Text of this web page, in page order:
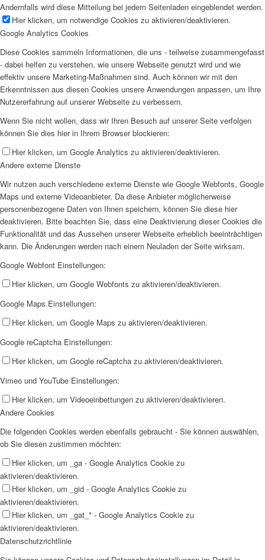
Andernfalls wird diese Mitteilung bei jedem Seitenladen eingeblendet werden.
Hier klicken, um notwendige Cookies zu aktivieren/deaktivieren.
Google Analytics Cookies
Diese Cookies sammeln Informationen, die uns - teilweise zusammengefasst
- dabei helfen zu verstehen, wie unsere Webseite genutzt wird und wie
effektiv unsere Marketing-Maßnahmen sind. Auch können wir mit den
Erkenntnissen aus diesen Cookies unsere Anwendungen anpassen, um Ihre
Nutzererfahrung auf unserer Webseite zu verbessern.
Wenn Sie nicht wollen, dass wir Ihren Besuch auf unserer Seite verfolgen
können Sie dies hier in Ihrem Browser blockieren:
Hier klicken, um Google Analytics zu aktivieren/deaktivieren.
Andere externe Dienste
Wir nutzen auch verschiedene externe Dienste wie Google Webfonts, Google
Maps und externe Videoanbieter. Da diese Anbieter möglicherweise
personenbezogene Daten von Ihnen speichern, können Sie diese hier
deaktivieren. Bitte beachten Sie, dass eine Deaktivierung dieser Cookies die
Funktionalität und das Aussehen unserer Webseite erheblich beeinträchtigen
kann. Die Änderungen werden nach einem Neuladen der Seite wirksam.
Google Webfont Einstellungen:
Hier klicken, um Google Webfonts zu aktivieren/deaktivieren.
Google Maps Einstellungen:
Hier klicken, um Google Maps zu aktivieren/deaktivieren.
Google reCaptcha Einstellungen:
Hier klicken, um Google reCaptcha zu aktivieren/deaktivieren.
Vimeo und YouTube Einstellungen:
Hier klicken, um Videoeinbettungen zu aktivieren/deaktivieren.
Andere Cookies
Die folgenden Cookies werden ebenfalls gebraucht - Sie können auswählen,
ob Sie diesen zustimmen möchten:
Hier klicken, um _ga - Google Analytics Cookie zu
aktivieren/deaktivieren.
Hier klicken, um _gid - Google Analytics Cookie zu
aktivieren/deaktivieren.
Hier klicken, um _gat_* - Google Analytics Cookie zu
aktivieren/deaktivieren.
Datenschutzrichtlinie